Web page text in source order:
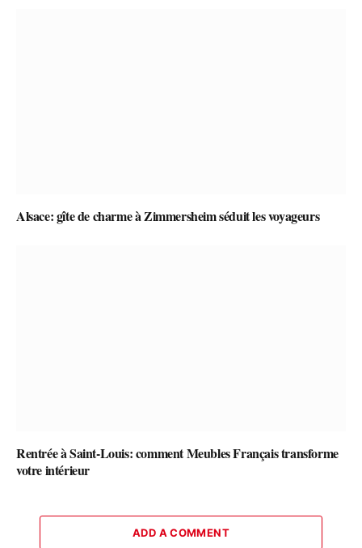
Alsace: gîte de charme à Zimmersheim séduit les voyageurs
Rentrée à Saint-Louis: comment Meubles Français transforme
votre intérieur
ADD A COMMENT